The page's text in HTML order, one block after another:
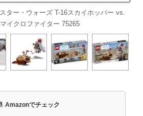
ター・ウォーズ T-16スカイホッパー vs.
イクロファイター 75265
Amazonでチェック